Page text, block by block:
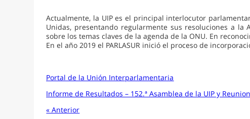
Actualmente, la UIP es el principal interlocutor
Unidas, presentando regularmente sus resoluciones a la
sobre los temas claves de la agenda de la ONU. En
En el año 2019 el PARLASUR inició el proceso de
Portal de la Unión Interparlamentaria
Informe de Resultados – 152.ª Asamblea de la UIP y
« Anterior